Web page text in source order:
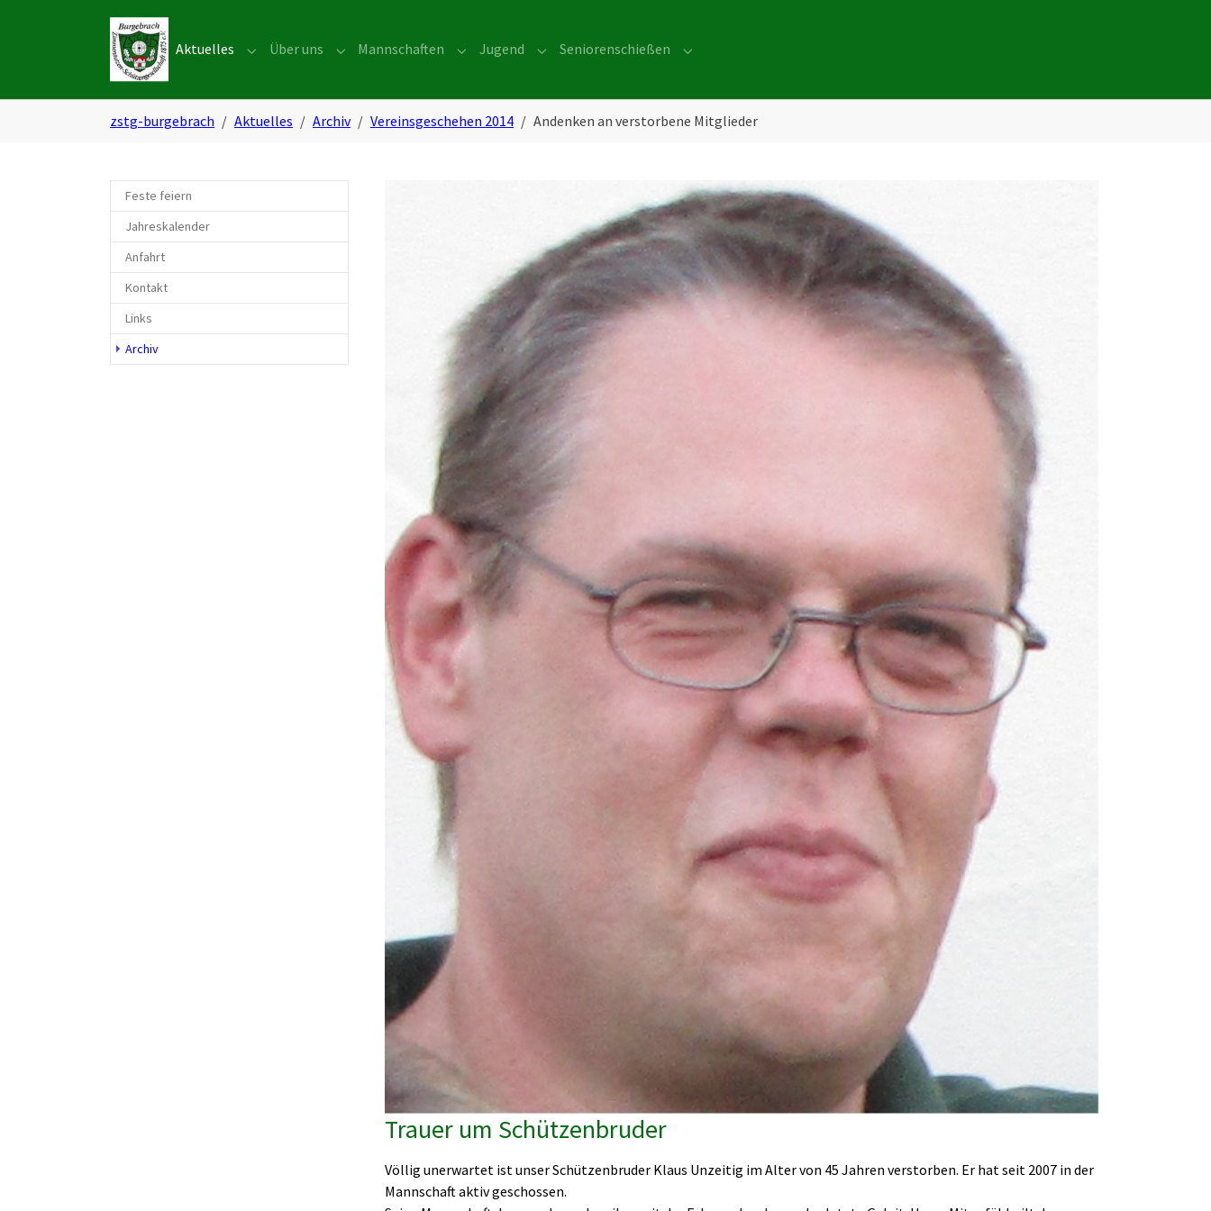
Aktuelles Submenu for "Aktuelles"
Über uns Submenu for "Über uns"
Mannschaften Submenu for "Mannschaften"
Jugend Submenu for "Jugend"
Seniorenschießen Submenu for "Seniorenschießen"
zstg-burgebrach Aktuelles Archiv Vereinsgeschehen 2014 Andenken an verstorbene Mitglieder
Trauer um Schützenbruder
Völlig unerwartet ist unser Schützenbruder Klaus Unzeitig im Alter von 45 Jahren verstorben. Er hat seit 2007 in der
Mannschaft aktiv geschossen.
Feste feiern
Jahreskalender
Anfahrt
Kontakt
Links
Archiv